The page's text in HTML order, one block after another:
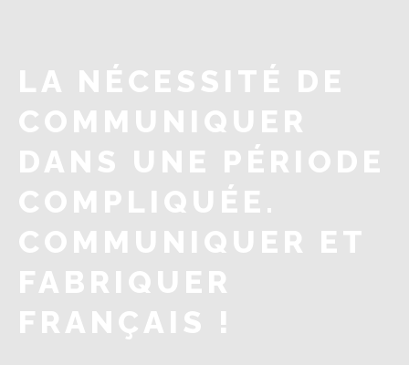
LA NÉCESSITÉ DE
COMMUNIQUER
DANS UNE PÉRIODE
COMPLIQUÉE.
COMMUNIQUER ET
FABRIQUER
FRANÇAIS !